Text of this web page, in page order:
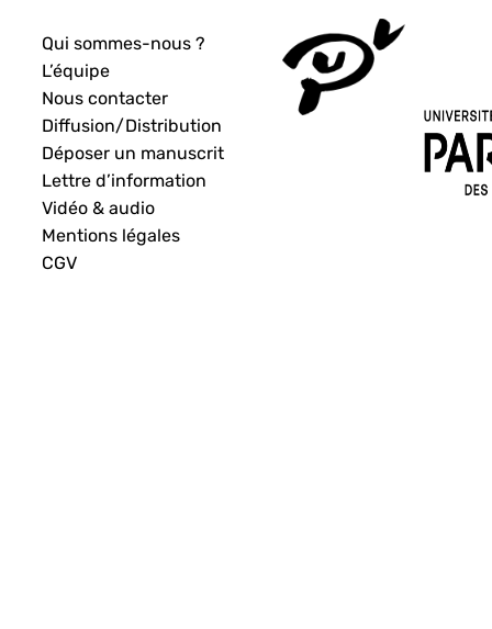
Qui sommes-nous ?
L’équipe
Nous contacter
Diffusion/Distribution
Déposer un manuscrit
Lettre d’information
Vidéo & audio
Mentions légales
CGV